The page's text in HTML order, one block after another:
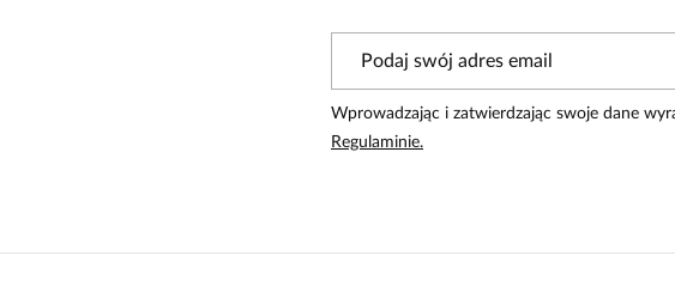
Wprowadzając i zatwierdzając swoje dane
Regulaminie.